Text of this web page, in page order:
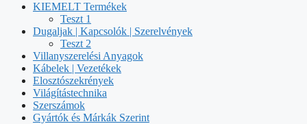
KIEMELT Termékek
Teszt 1
Dugaljak | Kapcsolók | Szerelvények
Teszt 2
Villanyszerelési Anyagok
Kábelek | Vezetékek
Elosztószekrények
Világítástechnika
Szerszámok
Gyártók és Márkák Szerint